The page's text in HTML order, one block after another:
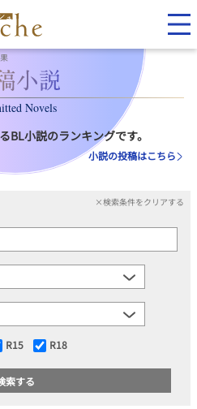
Novels
BL小説のランキングです。
小説の投稿はこちら
×検索条件をクリアする
R15 R18